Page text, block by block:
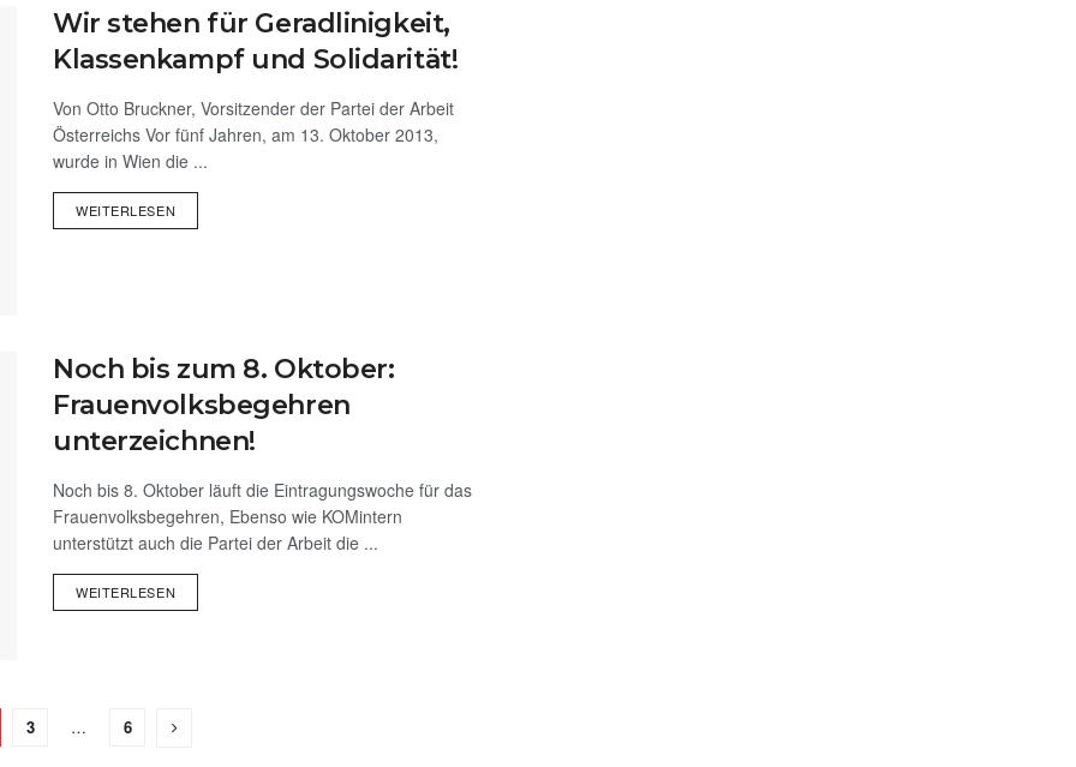
Wir stehen für Geradlinigkeit,
Klassenkampf und Solidarität!
Von Otto Bruckner, Vorsitzender der Partei der Arbeit
Österreichs Vor fünf Jahren, am 13. Oktober 2013,
wurde in Wien die ...
WEITERLESEN
Noch bis zum 8. Oktober:
Frauenvolksbegehren
unterzeichnen!
Noch bis 8. Oktober läuft die Eintragungswoche für das
Frauenvolksbegehren, Ebenso wie KOMintern
unterstützt auch die Partei der Arbeit die ...
WEITERLESEN
3 … 6